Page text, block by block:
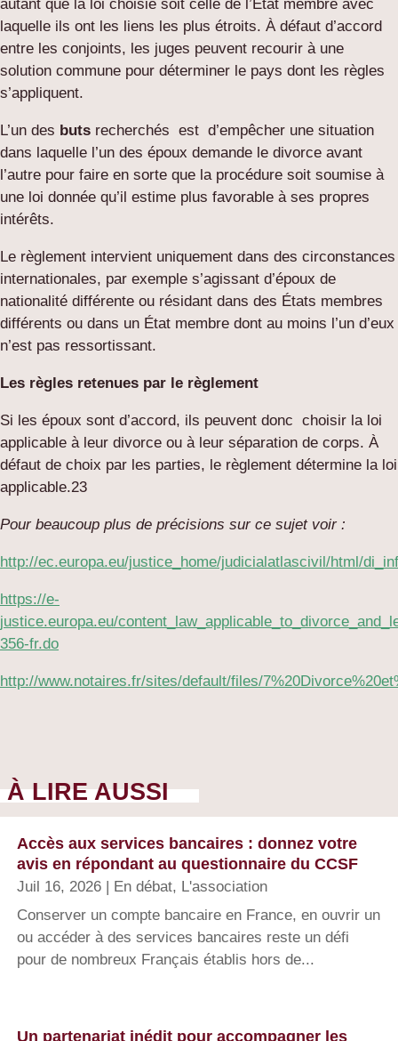
autant que la loi choisie soit celle de l’État membre avec
laquelle ils ont les liens les plus étroits. À défaut d’accord
entre les conjoints, les juges peuvent recourir à une
solution commune pour déterminer le pays dont les règles
s’appliquent.
L’un des buts recherchés est d’empêcher une situation
dans laquelle l’un des époux demande le divorce avant
l’autre pour faire en sorte que la procédure soit soumise à
une loi donnée qu’il estime plus favorable à ses propres
intérêts.
Le règlement intervient uniquement dans des circonstances
internationales, par exemple s’agissant d’époux de
nationalité différente ou résidant dans des États membres
différents ou dans un État membre dont au moins l’un d’eux
n’est pas ressortissant.
Les règles retenues par le règlement
Si les époux sont d’accord, ils peuvent donc choisir la loi
applicable à leur divorce ou à leur séparation de corps. À
défaut de choix par les parties, le règlement détermine la loi
applicable.23
Pour beaucoup plus de précisions sur ce sujet voir :
http://ec.europa.eu/justice_home/judicialatlascivil/html/
https://e-
justice.europa.eu/
356-fr.do
http://www.notaires.fr/sites/default/files/
À LIRE AUSSI
Accès aux services bancaires : donnez votre
avis en répondant au questionnaire du CCSF
Juil 16, 2026 En débat, L'association
Conserver un compte bancaire en France, en ouvrir un
ou accéder à des services bancaires reste un défi
pour de nombreux Français établis hors de...
Un partenariat inédit pour accompagner les